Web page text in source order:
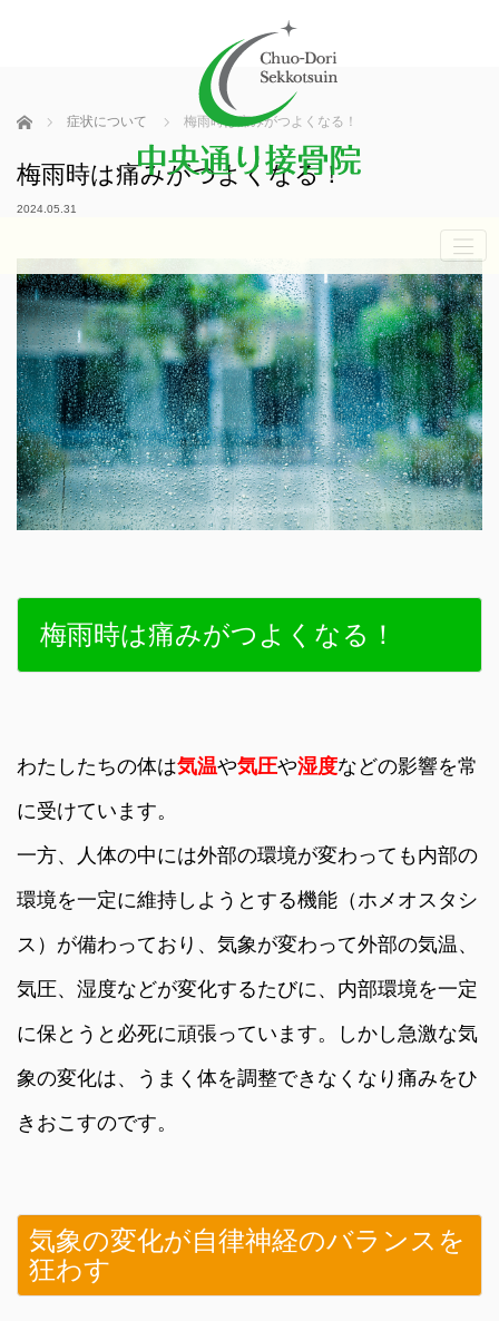
ホーム 症状について 梅雨時は痛みがつよくなる！
梅雨時は痛みがつよくなる！
2024.05.31
梅雨時は痛みがつよくなる！
わたしたちの体は気温や気圧や湿度などの影響を常
に受けています。
一方、人体の中には外部の環境が変わっても内部の
環境を一定に維持しようとする機能（ホメオスタシ
ス）が備わっており、気象が変わって外部の気温、
気圧、湿度などが変化するたびに、内部環境を一定
に保とうと必死に頑張っています。しかし急激な気
象の変化は、うまく体を調整できなくなり痛みをひ
きおこすのです。
気象の変化が自律神経のバランスを
狂わす